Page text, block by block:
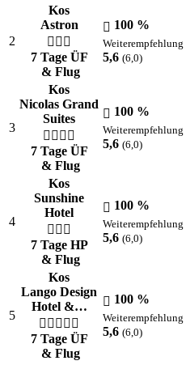
2
Kos
Astron
7 Tage ÜF
& Flug
100 %
Weiterempfehlung
5,6 (6,0)
3
Kos
Nicolas Grand
Suites
7 Tage ÜF
& Flug
100 %
Weiterempfehlung
5,6 (6,0)
4
Kos
Sunshine
Hotel
7 Tage HP
& Flug
100 %
Weiterempfehlung
5,6 (6,0)
5
Kos
Lango Design
Hotel &…
7 Tage ÜF
& Flug
100 %
Weiterempfehlung
5,6 (6,0)